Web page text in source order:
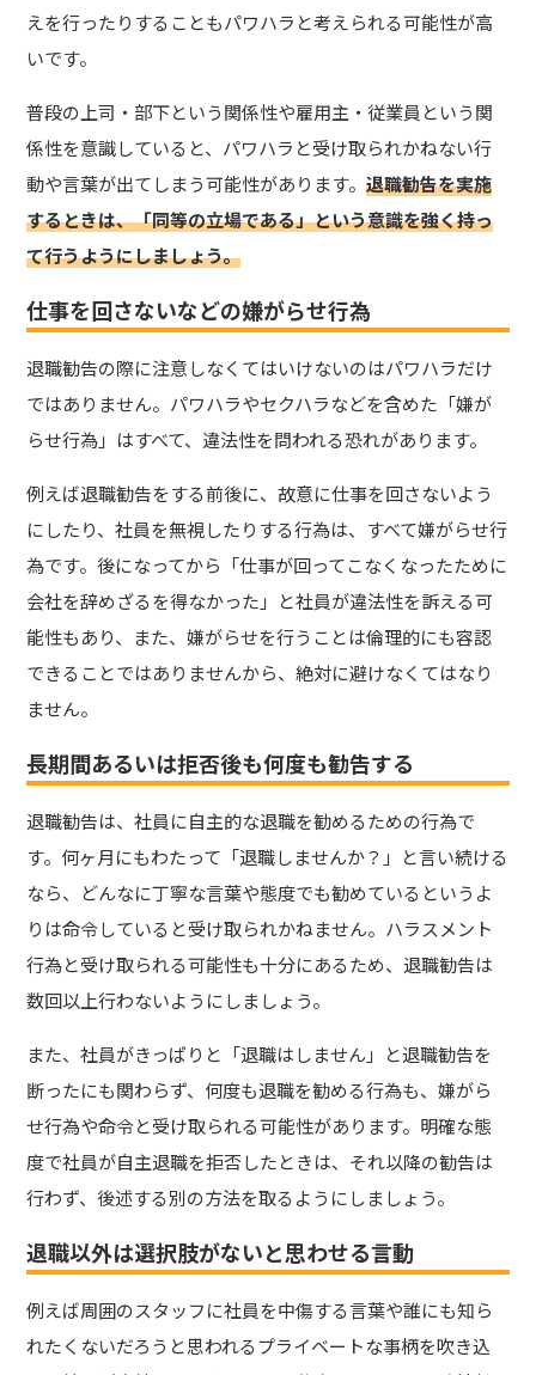
えを行ったりすることもパワハラと考えられる可能性が高
いです。
普段の上司・部下という関係性や雇用主・従業員という関
係性を意識していると、パワハラと受け取られかねない行
動や言葉が出てしまう可能性があります。退職勧告を実施
するときは、「同等の立場である」という意識を強く持っ
て行うようにしましょう。
仕事を回さないなどの嫌がらせ行為
退職勧告の際に注意しなくてはいけないのはパワハラだけ
ではありません。パワハラやセクハラなどを含めた「嫌が
らせ行為」はすべて、違法性を問われる恐れがあります。
例えば退職勧告をする前後に、故意に仕事を回さないよう
にしたり、社員を無視したりする行為は、すべて嫌がらせ行
為です。後になってから「仕事が回ってこなくなったために
会社を辞めざるを得なかった」と社員が違法性を訴える可
能性もあり、また、嫌がらせを行うことは倫理的にも容認
できることではありませんから、絶対に避けなくてはなり
ません。
長期間あるいは拒否後も何度も勧告する
退職勧告は、社員に自主的な退職を勧めるための行為で
す。何ヶ月にもわたって「退職しませんか？」と言い続ける
なら、どんなに丁寧な言葉や態度でも勧めているというよ
りは命令していると受け取られかねません。ハラスメント
行為と受け取られる可能性も十分にあるため、退職勧告は
数回以上行わないようにしましょう。
また、社員がきっぱりと「退職はしません」と退職勧告を
断ったにも関わらず、何度も退職を勧める行為も、嫌がら
せ行為や命令と受け取られる可能性があります。明確な態
度で社員が自主退職を拒否したときは、それ以降の勧告は
行わず、後述する別の方法を取るようにしましょう。
退職以外は選択肢がないと思わせる言動
例えば周囲のスタッフに社員を中傷する言葉や誰にも知ら
れたくないだろうと思われるプライベートな事柄を吹き込